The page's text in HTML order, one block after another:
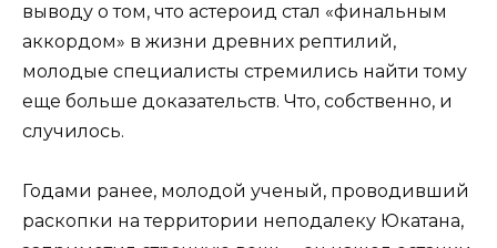
выводу о том, что астероид стал «финальным
аккордом» в жизни древних рептилий,
молодые специалисты стремились найти тому
еще больше доказательств. Что, собственно, и
случилось.
Годами ранее, молодой ученый, проводивший
раскопки на территории неподалеку Юкатана,